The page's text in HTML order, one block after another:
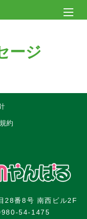
ージ
約
28番8号 南西ビル2F
54-1475